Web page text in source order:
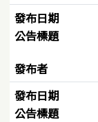
發布日期
公告標題
發布者
發布日期
公告標題